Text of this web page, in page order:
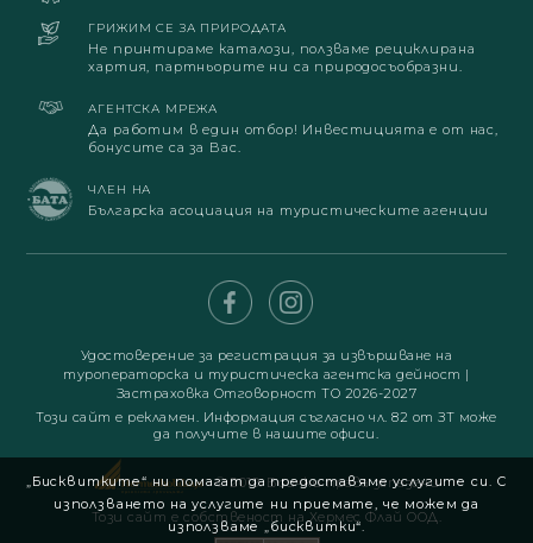
ГРИЖИМ СЕ ЗА ПРИРОДАТА
Не принтираме каталози, ползваме рециклирана
хартия, партньорите ни са природосъобразни.
АГЕНТСКА МРЕЖА
Да работим в един отбор! Инвестицията е от нас,
бонусите са за Вас.
ЧЛЕН НА
Българска асоциация на туристическите агенции
Удостоверение за регистрация за извършване на
туроператорска и туристическа агентска дейност |
Застраховка Отговорност ТО 2026-2027
Този сайт е рекламен. Информация съгласно чл. 82 от ЗТ може
да получите в нашите офиси.
© 2019. Всички права запазени
Този сайт е собственост на Хермес Флай ООД.
„Бисквитките“ ни помагат да предоставяме услугите си. С
използването на услугите ни приемате, че можем да
използваме „бисквитки“.